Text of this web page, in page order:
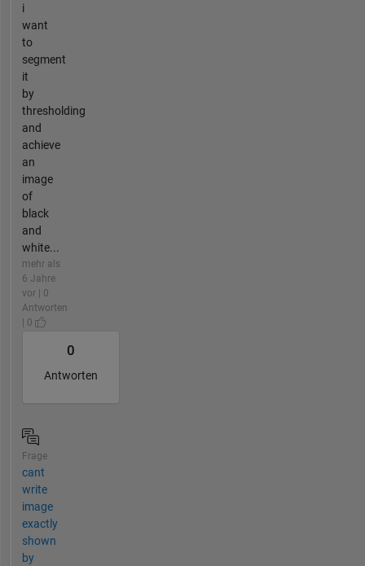
i
want
to
segment
it
by
thresholding
and
achieve
an
image
of
black
and
white...
mehr als
6 Jahre
vor | 0
Antworten
| 0
0
Antworten
Frage
cant
write
image
exactly
shown
by